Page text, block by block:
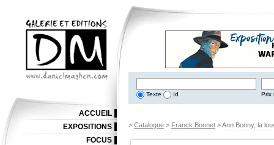
Texte Id Prix
> Catalogue > Franck Bonnet > Ann Bonny, la
ACCUEIL
EXPOSITIONS
FOCUS